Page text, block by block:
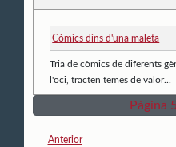
Còmics dins d'una maleta
Tria de còmics de diferents
l'oci, tracten temes de valor...
Pàgina
Anterior